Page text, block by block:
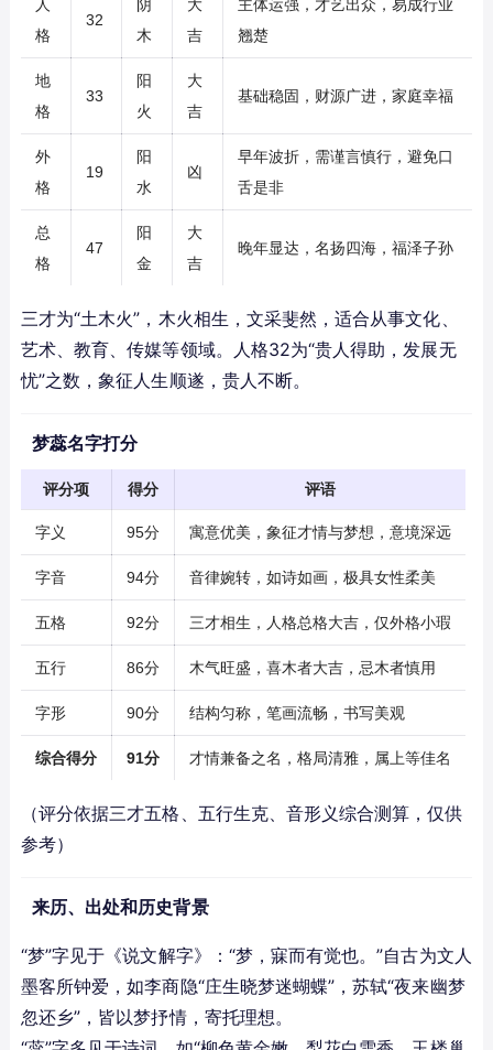
人
格
32
阴
木
大
吉
主体运强，才艺出众，易成行业
翘楚
地
格
33
阳
火
大
吉
基础稳固，财源广进，家庭幸福
外
格
19
阳
水
凶
早年波折，需谨言慎行，避免口
舌是非
总
格
47
阳
金
大
吉
晚年显达，名扬四海，福泽子孙
三才为“土木火”，木火相生，文采斐然，适合从事文化、
艺术、教育、传媒等领域。人格32为“贵人得助，发展无
忧”之数，象征人生顺遂，贵人不断。
梦蕊名字打分
评分项 得分 评语
字义 95分 寓意优美，象征才情与梦想，意境深远
字音 94分 音律婉转，如诗如画，极具女性柔美
五格 92分 三才相生，人格总格大吉，仅外格小瑕
五行 86分 木气旺盛，喜木者大吉，忌木者慎用
字形 90分 结构匀称，笔画流畅，书写美观
综合得分 91分 才情兼备之名，格局清雅，属上等佳名
（评分依据三才五格、五行生克、音形义综合测算，仅供
参考）
来历、出处和历史背景
“梦”字见于《说文解字》：“梦，寐而有觉也。”自古为文人
墨客所钟爱，如李商隐“庄生晓梦迷蝴蝶”，苏轼“夜来幽梦
忽还乡”，皆以梦抒情，寄托理想。